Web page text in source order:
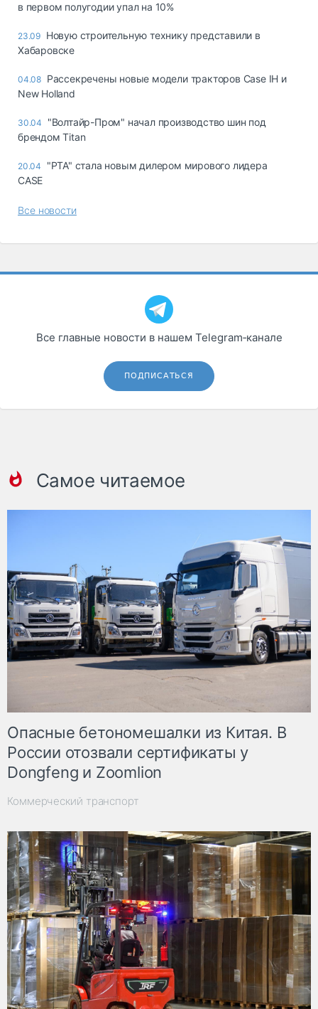
Топливо, масла и
в первом полугодии упал на 10%
23.09 Новую строительную технику представили в
Хабаровске
04.08 Рассекречены новые модели тракторов Case IH и
New Holland
30.04
"Волтайр-Пром" начал производство шин под
брендом Titan
20.04
"РТА" стала новым дилером мирового лидера
CASE
Все новости
Все главные новости в нашем Telegram‑канале
ПОДПИСАТЬСЯ
Самое читаемое
Опасные бетономешалки из Китая. В
России отозвали сертификаты у
Dongfeng и Zoomlion
Коммерческий транспорт